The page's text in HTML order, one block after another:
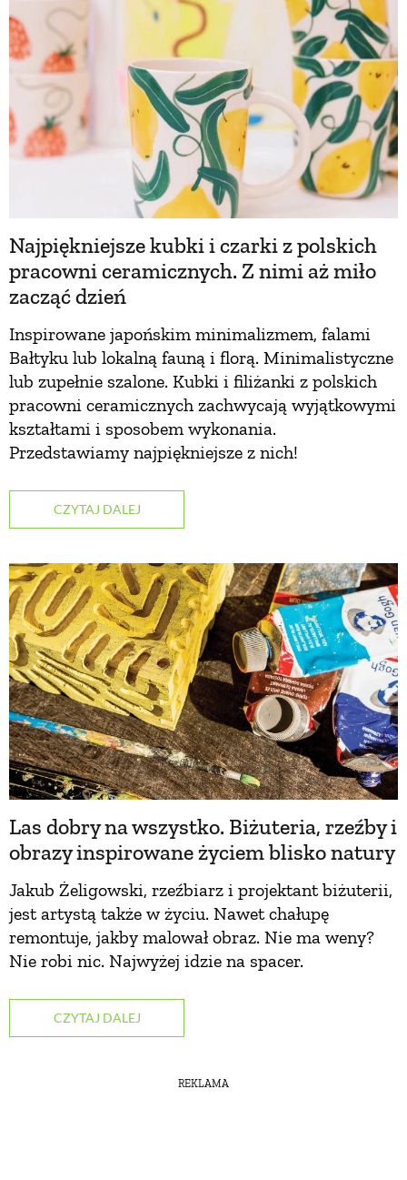
Najpiękniejsze kubki i czarki z polskich
pracowni ceramicznych. Z nimi aż miło
zacząć dzień
Inspirowane japońskim minimalizmem, falami
Bałtyku lub lokalną fauną i florą. Minimalistyczne
lub zupełnie szalone. Kubki i filiżanki z polskich
pracowni ceramicznych zachwycają wyjątkowymi
kształtami i sposobem wykonania.
Przedstawiamy najpiękniejsze z nich!
CZYTAJ DALEJ
Las dobry na wszystko. Biżuteria, rzeźby i
obrazy inspirowane życiem blisko natury
Jakub Żeligowski, rzeźbiarz i projektant biżuterii,
jest artystą także w życiu. Nawet chałupę
remontuje, jakby malował obraz. Nie ma weny?
Nie robi nic. Najwyżej idzie na spacer.
CZYTAJ DALEJ
REKLAMA